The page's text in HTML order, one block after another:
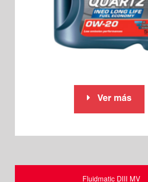
Ver más
Fluidmatic DIII MV